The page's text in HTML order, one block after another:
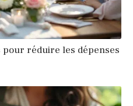
pour réduire les dépenses